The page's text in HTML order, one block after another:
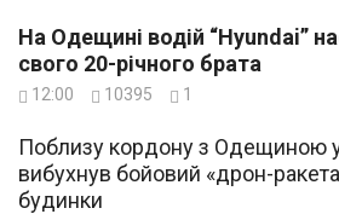
На Одещині водій “Hyundai”
свого 20-річного брата
12:00 10395 1
Поблизу кордону з Одещиною
вибухнув бойовий «дрон-
будинки